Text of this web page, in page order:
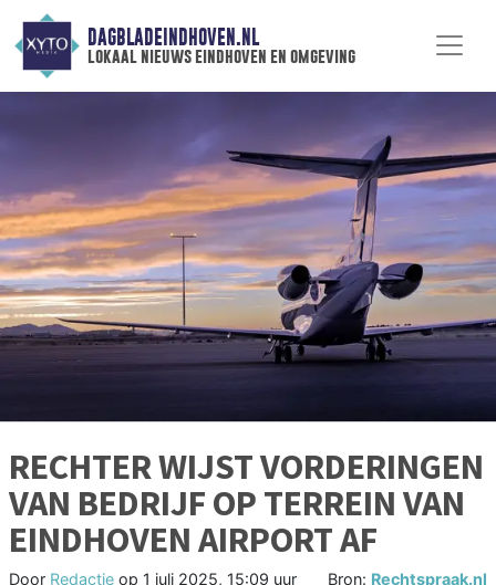
DAGBLADEINDHOVEN.NL
lokaal nieuws eindhoven en omgeving
RECHTER WIJST VORDERINGEN
VAN BEDRIJF OP TERREIN VAN
EINDHOVEN AIRPORT AF
Door Redactie op 1 juli 2025, 15:09 uur Bron: Rechtspraak.nl